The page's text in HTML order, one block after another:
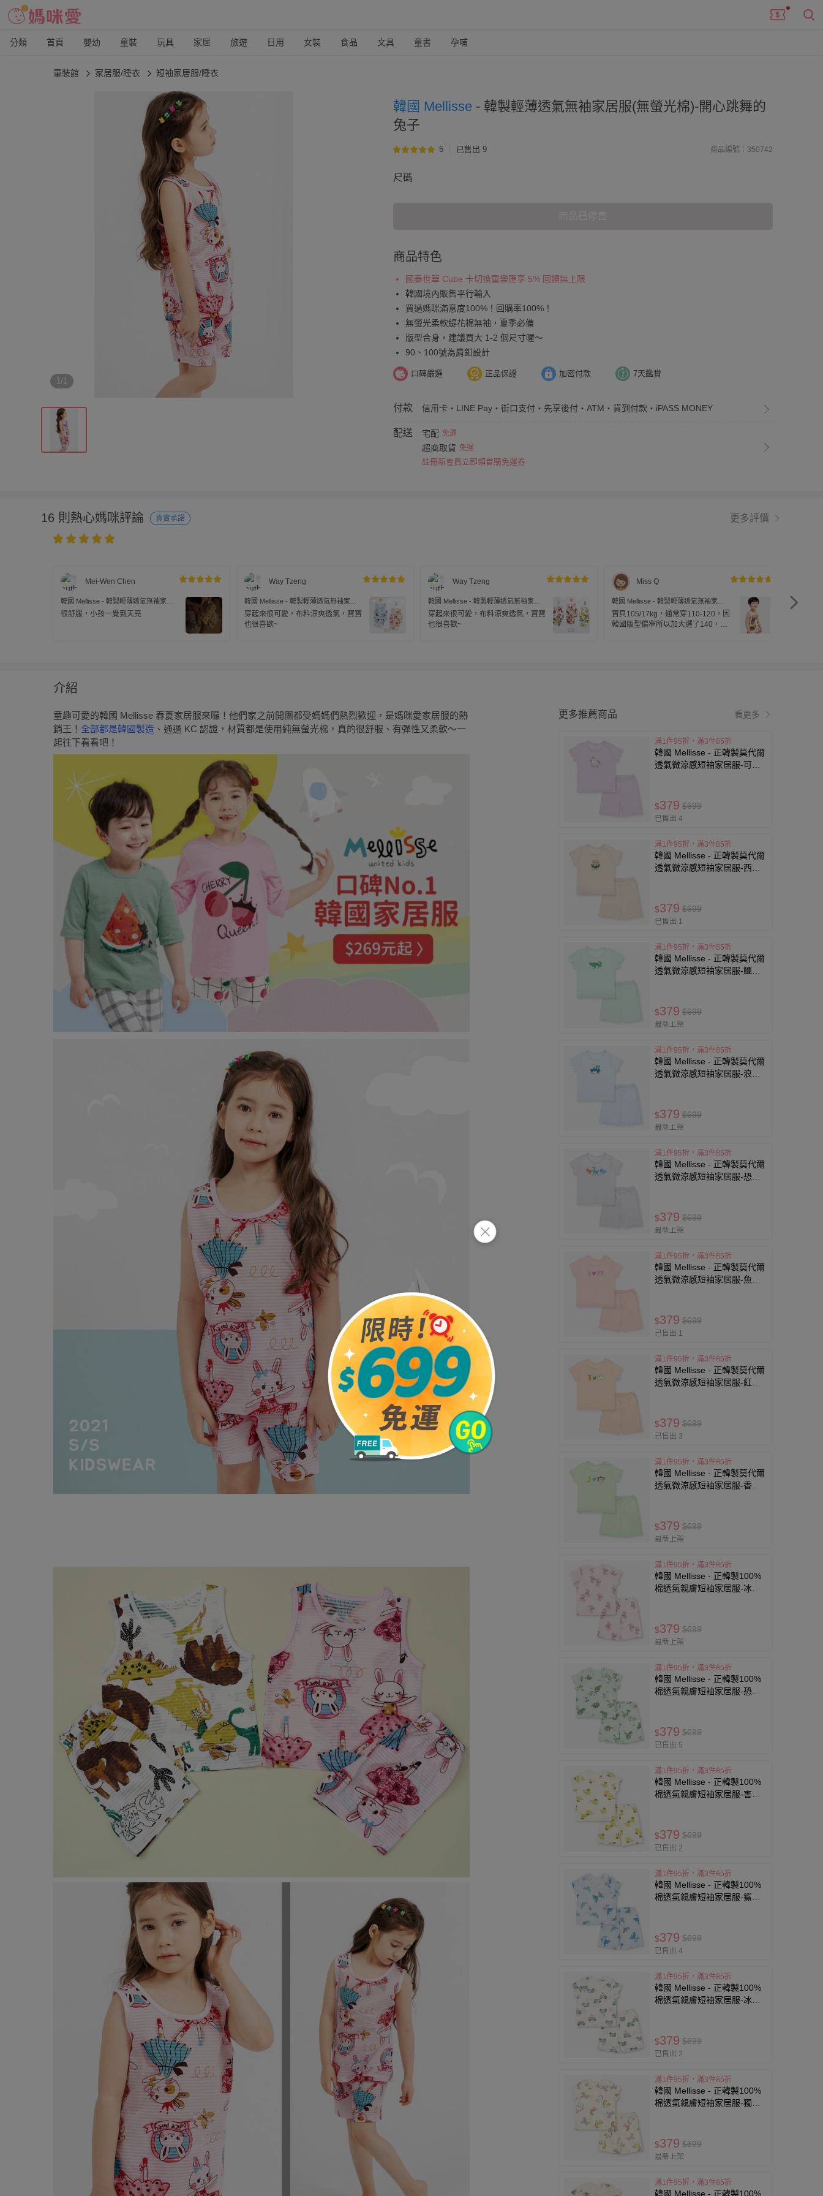
分類 首頁 嬰幼 童裝 玩具 家居 旅遊 日用 女裝 食品 文具 童書 孕哺
童裝館 家居服/睡衣 短袖家居服/睡衣
1/1
韓國 Mellisse - 韓製輕薄透氣無袖家居服(無螢光棉)-開心跳舞的
兔子
5 已售出 9 商品編號：350742
尺碼
商品特色
國泰世華 Cube 卡切換童樂匯享 5% 回饋無上限
韓國境內販售平行輸入
買過媽咪滿意度100%！回購率100%！
無螢光柔軟緹花棉無袖，夏季必備
版型合身，建議買大 1-2 個尺寸喔～
90、100號為肩釦設計
口碑嚴選 正品保證 加密付款 7天鑑賞
付款 信用卡・LINE Pay・街口支付・先享後付・ATM・貨到付款・iPASS MONEY
配送 宅配 免運
超商取貨 免運
註冊新會員立即領首購免運券
16 則熱心媽咪評論 真實承諾 更多評價
Mei-Wen Chen
韓國 Mellisse - 韓製輕薄透氣無袖家居
服(無螢光棉)-插畫侏羅紀公園
很舒服，小孩一覺到天亮
Way Tzeng
韓國 Mellisse - 韓製輕薄透氣無袖家居
服(無螢光棉)-鴨鴨愛吃冰淇淋-藍
穿起來很可愛，布料涼爽透氣，寶寶
也很喜歡~
Way Tzeng
韓國 Mellisse - 韓製輕薄透氣無袖家居
服(無螢光棉)-美人魚與甜櫻桃
穿起來很可愛，布料涼爽透氣，寶寶
也很喜歡~
Miss Q
韓國 Mellisse - 韓製輕薄透氣無袖家居
服(無螢光棉)-鋼鐵人與帥鳳梨
寶貝105/17kg，通常穿110-120，因
韓國版型偏窄所以加大選了140，結
韓國
介紹
童趣可愛的韓國 Mellisse 春夏家居服來囉！他們家之前開團都受媽媽們熱烈歡迎，是媽咪愛家居服的熱
銷王！ 全部都是韓國製造 、通過 KC 認證，材質都是使用純無螢光棉，真的很舒服、有彈性又柔軟～一
起往下看看吧！
更多推薦商品 看更多
滿1件95折，滿3件85折
韓國 Mellisse - 正韓製莫代爾
透氣微涼感短袖家居服-可愛
$379 $699
已售出 4
滿1件95折，滿3件85折
韓國 Mellisse - 正韓製莫代爾
透氣微涼感短袖家居服-西瓜
$379 $699
已售出 1
滿1件95折，滿3件85折
韓國 Mellisse - 正韓製莫代爾
透氣微涼感短袖家居服-鱷魚-
$379 $699
最新上架
滿1件95折，滿3件85折
韓國 Mellisse - 正韓製莫代爾
透氣微涼感短袖家居服-浪板
$379 $699
最新上架
滿1件95折，滿3件85折
韓國 Mellisse - 正韓製莫代爾
透氣微涼感短袖家居服-恐龍
$379 $699
最新上架
滿1件95折，滿3件85折
韓國 Mellisse - 正韓製莫代爾
透氣微涼感短袖家居服-魚貓
$379 $699
已售出 1
滿1件95折，滿3件85折
韓國 Mellisse - 正韓製莫代爾
透氣微涼感短袖家居服-紅蘿
$379 $699
已售出 3
滿1件95折，滿3件85折
韓國 Mellisse - 正韓製莫代爾
透氣微涼感短袖家居服-香蕉
$379 $699
最新上架
滿1件95折，滿3件85折
韓國 Mellisse - 正韓製100%
棉透氣親膚短袖家居服-冰淇
$379 $699
最新上架
滿1件95折，滿3件85折
韓國 Mellisse - 正韓製100%
棉透氣親膚短袖家居服-恐龍
$379 $699
已售出 5
滿1件95折，滿3件85折
韓國 Mellisse - 正韓製100%
棉透氣親膚短袖家居服-害羞
$379 $699
已售出 2
滿1件95折，滿3件85折
韓國 Mellisse - 正韓製100%
棉透氣親膚短袖家居服-鯊魚
$379 $699
已售出 4
滿1件95折，滿3件85折
韓國 Mellisse - 正韓製100%
棉透氣親膚短袖家居服-冰淇
$379 $699
已售出 2
滿1件95折，滿3件85折
韓國 Mellisse - 正韓製100%
棉透氣親膚短袖家居服-獨角
$379 $699
最新上架
滿1件95折，滿3件85折
韓國 Mellisse - 正韓製100%